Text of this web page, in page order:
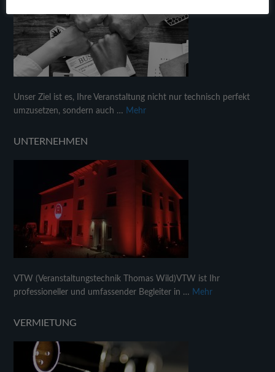
Unser Ziel ist es, Ihre Veranstaltung nicht nur technisch perfekt
umzusetzen, sondern auch … Mehr
UNTERNEHMEN
VTW (Veranstaltungstechnik Thomas Wild)VTW ist Ihr
professioneller und umfassender Begleiter in … Mehr
VERMIETUNG